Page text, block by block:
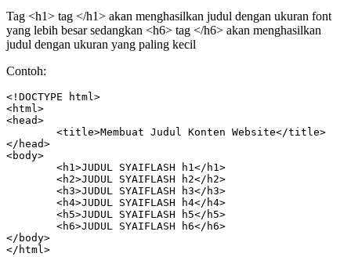
Tag <h1> tag </h1> akan menghasilkan judul dengan ukuran font
yang lebih besar sedangkan <h6> tag </h6> akan menghasilkan
judul dengan ukuran yang paling kecil
Contoh:
<!DOCTYPE html>
<html>
<head>
</head>
<body>
        <h1>JUDUL SYAIFLASH h1</h1>
        <h2>JUDUL SYAIFLASH h2</h2>
        <h3>JUDUL SYAIFLASH h3</h3>
        <h4>JUDUL SYAIFLASH h4</h4>
        <h5>JUDUL SYAIFLASH h5</h5>
        <h6>JUDUL SYAIFLASH h6</h6>
</body>
</html>